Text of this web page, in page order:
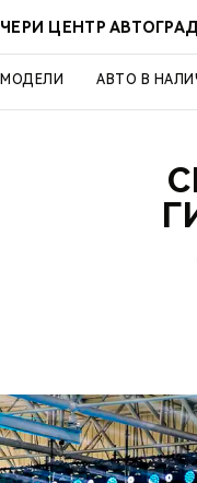
ЧЕРИ ЦЕНТР
МОДЕЛИ АВТО В